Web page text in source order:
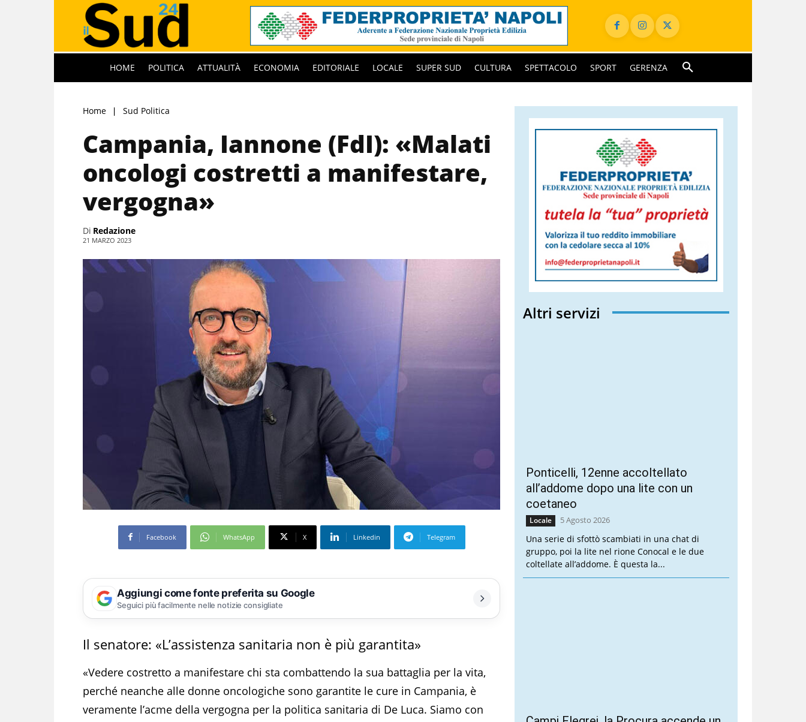
HOME POLITICA ATTUALITÀ ECONOMIA EDITORIALE LOCALE SUPER SUD CULTURA SPETTACOLO SPORT GERENZA
Home Sud Politica
Campania, Iannone (FdI): «Malati
oncologi costretti a manifestare,
vergogna»
Di Redazione
21 MARZO 2023
Facebook WhatsApp X Linkedin Telegram
Aggiungi come fonte preferita su Google
Seguici più facilmente nelle notizie consigliate
Il senatore: «L’assistenza sanitaria non è più garantita»
«Vedere costretto a manifestare chi sta combattendo la sua battaglia per la vita,
perché neanche alle donne oncologiche sono garantite le cure in Campania, è
veramente l’acme della vergogna per la politica sanitaria di De Luca. Siamo con
Altri servizi
Ponticelli, 12enne accoltellato
all’addome dopo una lite con un
coetaneo
Locale 5 Agosto 2026
Una serie di sfottò scambiati in una chat di
gruppo, poi la lite nel rione Conocal e le due
coltellate all’addome. È questa la...